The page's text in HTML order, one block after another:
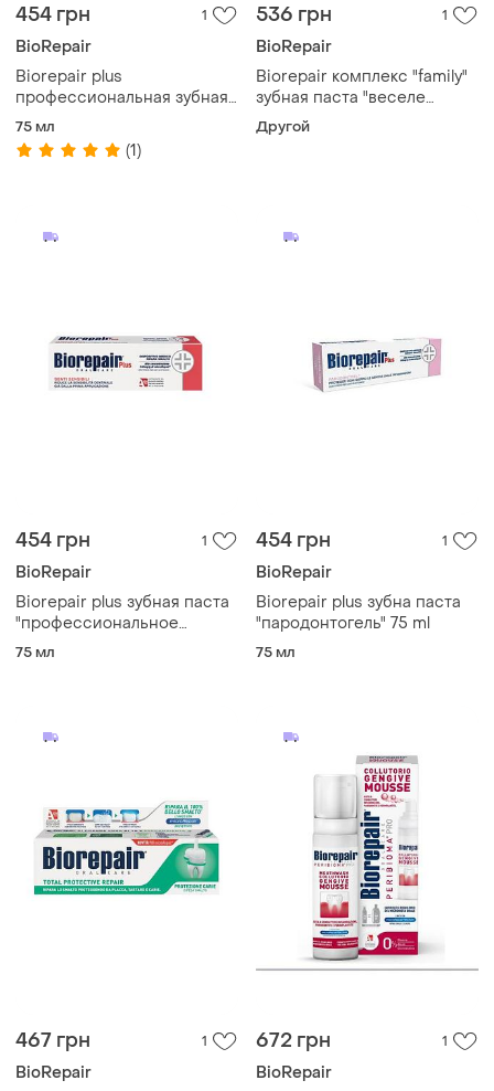
454 грн 1
BioRepair
Biorepair plus
профессиональная зубная
паста «pro white» 75 ml
new!
75 мл
(1)
536 грн 1
BioRepair
Biorepair комплекс "family"
зубная паста "веселе
мышонок"+ зубная паста
"абсолютная защита и
Другой
454 грн 1
BioRepair
Biorepair plus зубная паста
"профессиональное
избавление
75 мл
454 грн 1
BioRepair
Biorepair plus зубна паста
"пародонтогель" 75 ml
75 мл
467 грн 1
BioRepair
672 грн 1
BioRepair